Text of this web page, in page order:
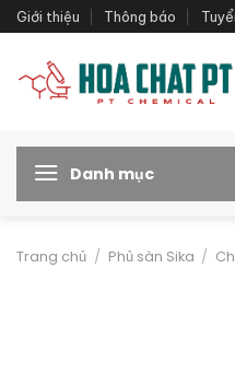
Bỏ
qua
dung
Giới thiệu Thông báo
Danh mục
Trang chủ / Phủ sàn Sika /